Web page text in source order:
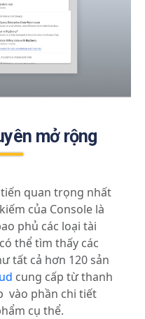
mở rộng
quan trọng nhất
của Console là
phủ các loại tài
thể tìm thấy các
tất cả hơn 120 sản
cung cấp từ thanh
vào phần chi tiết
cụ thể.